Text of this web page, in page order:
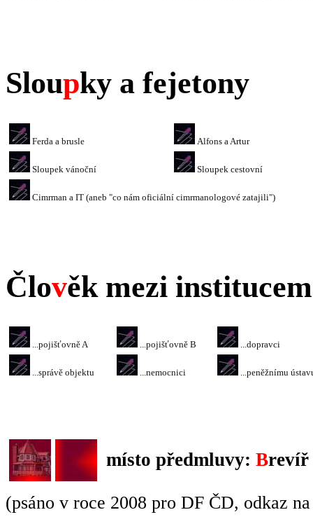
Sloupky a fejetony
Ferda a brusle Alfons a Artur
Sloupek vánoční Sloupek cestovní
Cimrman a IT (aneb "co nám oficiální cimrmanologové zatajili")
Člověk mezi
...pojišťovně A ...pojišťovně B ...dopravci
...správě objektu ...nemocnici ...peněžnímu
místo předmluvy: Brevíř
(psáno v roce 2008 pro DF ČD, odkaz